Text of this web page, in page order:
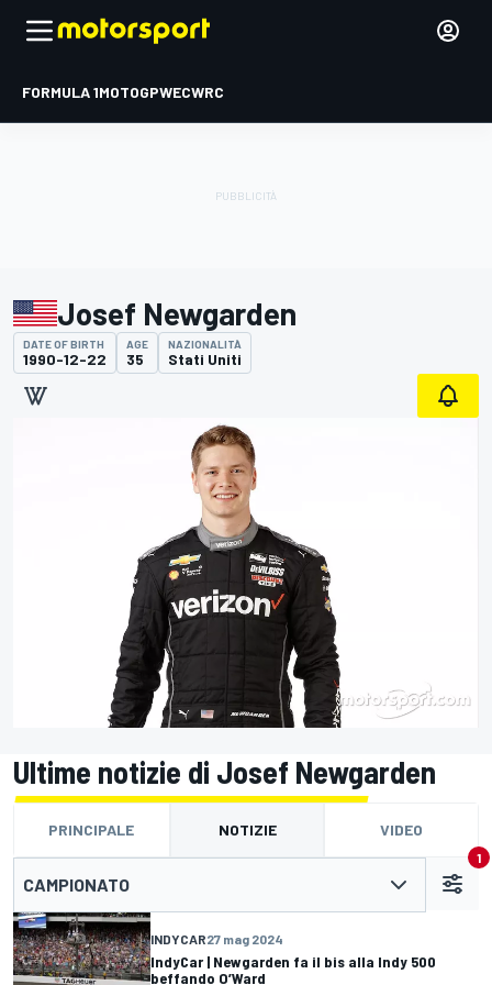
FORMULA 1MOTOGPWECWRC
Josef Newgarden
DATE OF BIRTH
1990-12-22
AGE
35
NAZIONALITÀ
Stati Uniti
Ultime notizie di Josef Newgarden
PRINCIPALE NOTIZIE VIDEO
CAMPIONATO
1
INDYCAR27 mag 2024
IndyCar | Newgarden fa il bis alla Indy 500
beffando O’Ward